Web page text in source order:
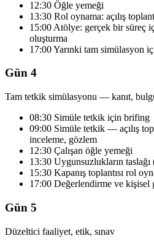
12:30 Öğle yemeği
13:30 Rol oynama: açılış
15:00 Atölye: gerçek bir süreç
oluşturma
17:00 Yarınki tam simülasyon
Gün 4
Tam tetkik simülasyonu — kanıt,
08:30 Simüle tetkik için brifing
09:00 Simüle tetkik — açılış
inceleme, gözlem
12:30 Çalışan öğle yemeği
13:30 Uygunsuzlukların
15:30 Kapanış toplantısı rol
17:00 Değerlendirme ve kişisel
Gün 5
Düzeltici faaliyet, etik, sınav